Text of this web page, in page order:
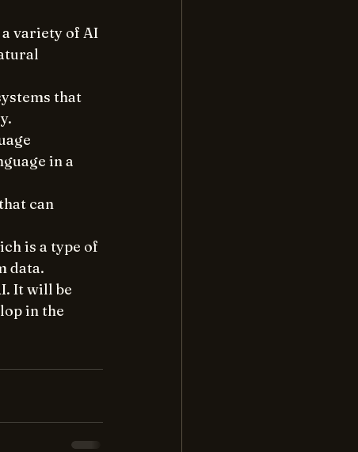
variety of AI
that
in a
can
is a type of
data.
It will be
in the